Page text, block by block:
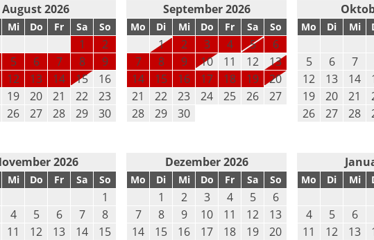
August 2026
Mi Do Fr Sa So
1
2
5 6 7 8
9
12 13 14 15
16
19 20 21 22
23
26 27 28 29
30
September 2026
Mo Di Mi Do Fr Sa So
1 2 3 4 5
6
7
8 9 10 11 12
13
14
15 16 17 18 19
20
21
22 23 24 25 26
27
28
29 30
Mo Di Mi
5
6 7
12
13 14
19
20 21
26
27 28
2026
Mi Do Fr Sa So
1
4 5 6 7
8
11 12 13 14
15
Dezember 2026
Mo Di Mi Do Fr Sa So
1 2 3 4 5
6
7
8 9 10 11 12
13
14
15 16 17 18 19
20
Mo Di Mi
4
5 6
11
12 13